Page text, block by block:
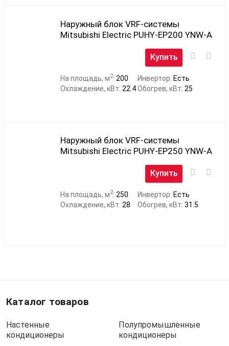
Наружный блок VRF-системы
Mitsubishi Electric PUHY-EP200 YNW-A
Купить
На площадь, м2: 200 Инвертор: Есть
Охлаждение, кВт: 22.4Обогрев, кВт: 25
Наружный блок VRF-системы
Mitsubishi Electric PUHY-EP250 YNW-A
Купить
На площадь, м2: 250 Инвертор: Есть
Охлаждение, кВт: 28 Обогрев, кВт: 31.5
Каталог товаров
Настенные
кондиционеры
Полупромышленные
кондиционеры